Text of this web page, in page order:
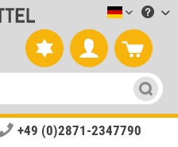
+49 (0)2871-2347790